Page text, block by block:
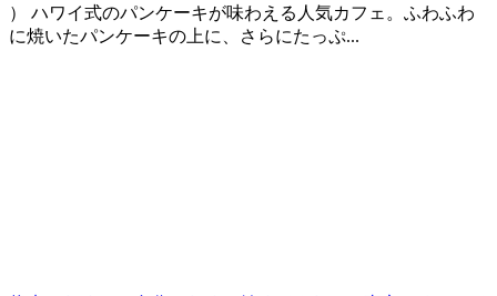
） ハワイ式のパンケーキが味わえる人気カフェ。ふわふわ
に焼いたパンケーキの上に、さらにたっぷ...